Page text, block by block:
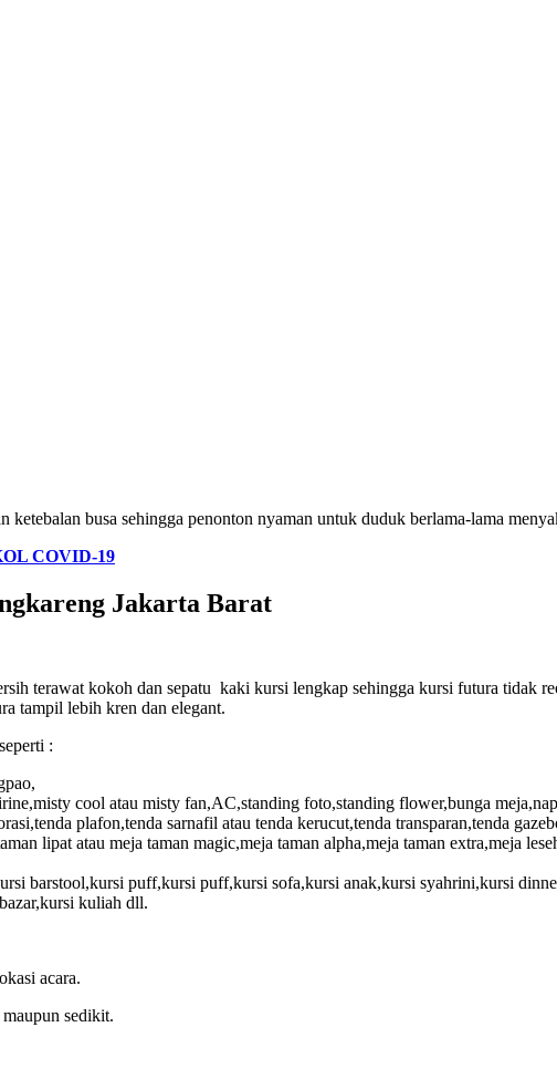
ketebalan busa sehingga penonton nyaman untuk duduk berlama-lama
COVID-19
Jakarta Barat
terawat kokoh dan sepatu kaki kursi lengkap sehingga kursi futura tidak
tampil lebih kren dan elegant.
:
cool atau misty fan,AC,standing foto,standing flower,bunga
plafon,tenda sarnafil atau tenda kerucut,tenda transparan,tenda
lipat atau meja taman magic,meja taman alpha,meja taman extra,meja
barstool,kursi puff,kursi puff,kursi sofa,kursi anak,kursi syahrini,kursi
kuliah dll.
acara.
sedikit.